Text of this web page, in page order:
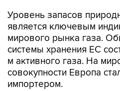
Уровень запасов
является ключевым
мирового рынка газа.
системы хранения ЕС
м активного газа. На
совокупности Европа
импортером.